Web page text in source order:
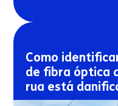
conexões
Como
de fibra óptica
rua está